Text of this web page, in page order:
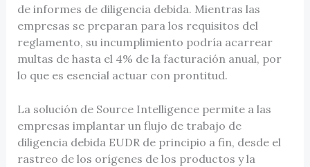
de informes de diligencia debida. Mientras las
empresas se preparan para los requisitos del
reglamento, su incumplimiento podría acarrear
multas de hasta el 4% de la facturación anual, por
lo que es esencial actuar con prontitud.
La solución de Source Intelligence permite a las
empresas implantar un flujo de trabajo de
diligencia debida EUDR de principio a fin, desde el
rastreo de los orígenes de los productos y la